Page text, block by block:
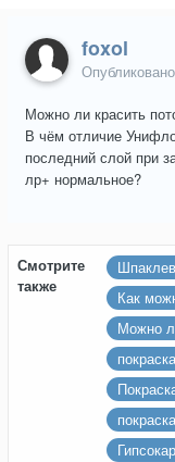
foxol
Опубликовано
Можно ли красить
В чём отличие
последний слой при
лр+ нормальное?
Смотрите
также
Как
Можно